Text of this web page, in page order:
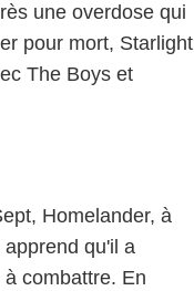
une overdose qui
pour mort, Starlight
The Boys et
Homelander, à
qu'il a
combattre. En